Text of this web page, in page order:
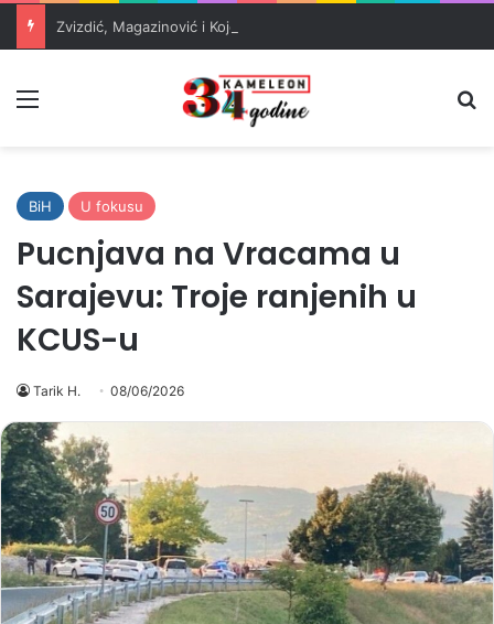
BiH U fokusu
Pucnjava na Vracama u
Sarajevu: Troje ranjenih u
KCUS-u
Tarik H. 08/06/2026